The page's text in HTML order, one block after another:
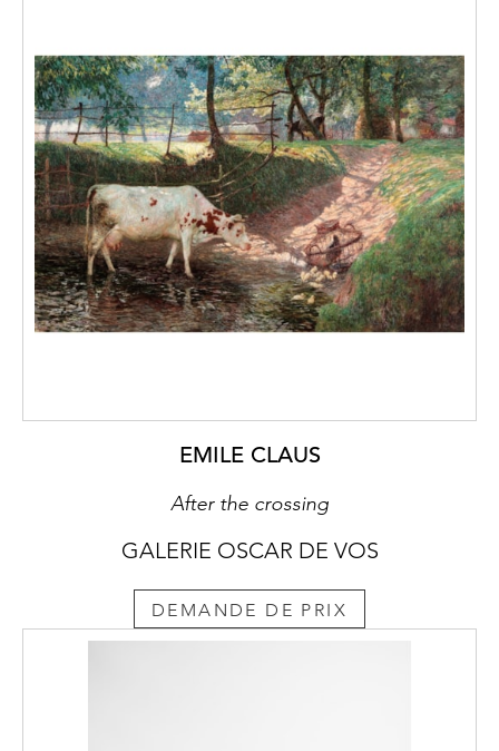
EMILE CLAUS
After the crossing
GALERIE OSCAR DE VOS
DEMANDE DE PRIX